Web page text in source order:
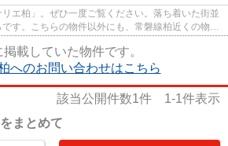
エ柏」。ぜひ一度ご覧ください。落ち着いた街並
す。こちらの物件以外にも、常磐線柏近くの物件
載していた物件です。
へのお問い合わせはこちら
該当公開件数1件 1-1件表示
まとめて